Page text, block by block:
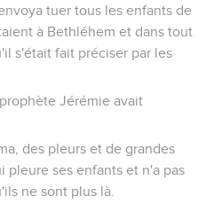
tuer tous les enfants de
à Bethléhem et dans tout
s'était fait préciser par les
Jérémie avait
des pleurs et de grandes
pleure ses enfants et n'a pas
ne sont plus là.